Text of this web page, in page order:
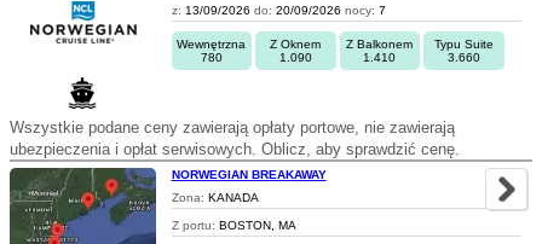
z: 13/09/2026 do: 20/09/2026 nocy: 7
Wewnętrzna
780
Z Oknem
1.090
Z Balkonem
1.410
Typu Suite
3.660
Wszystkie podane ceny zawierają opłaty portowe, nie zawierają
ubezpieczenia i opłat serwisowych. Oblicz, aby sprawdzić cenę.
NORWEGIAN BREAKAWAY
Zona: KANADA
Z portu: BOSTON, MA